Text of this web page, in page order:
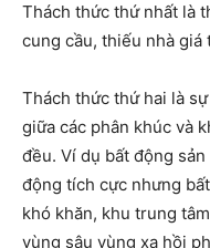
Thách thức thứ nhất là
cung cầu, thiếu nhà giá
Thách thức thứ hai là
giữa các phân khúc và
đều. Ví dụ bất động
động tích cực nhưng
khó khăn, khu trung
vùng sâu vùng xa hồi